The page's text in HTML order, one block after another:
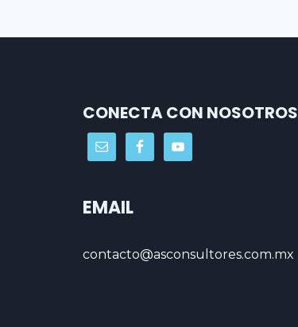
CONECTA CON NOSOTROS
EMAIL
contacto@asconsultores.com.mx